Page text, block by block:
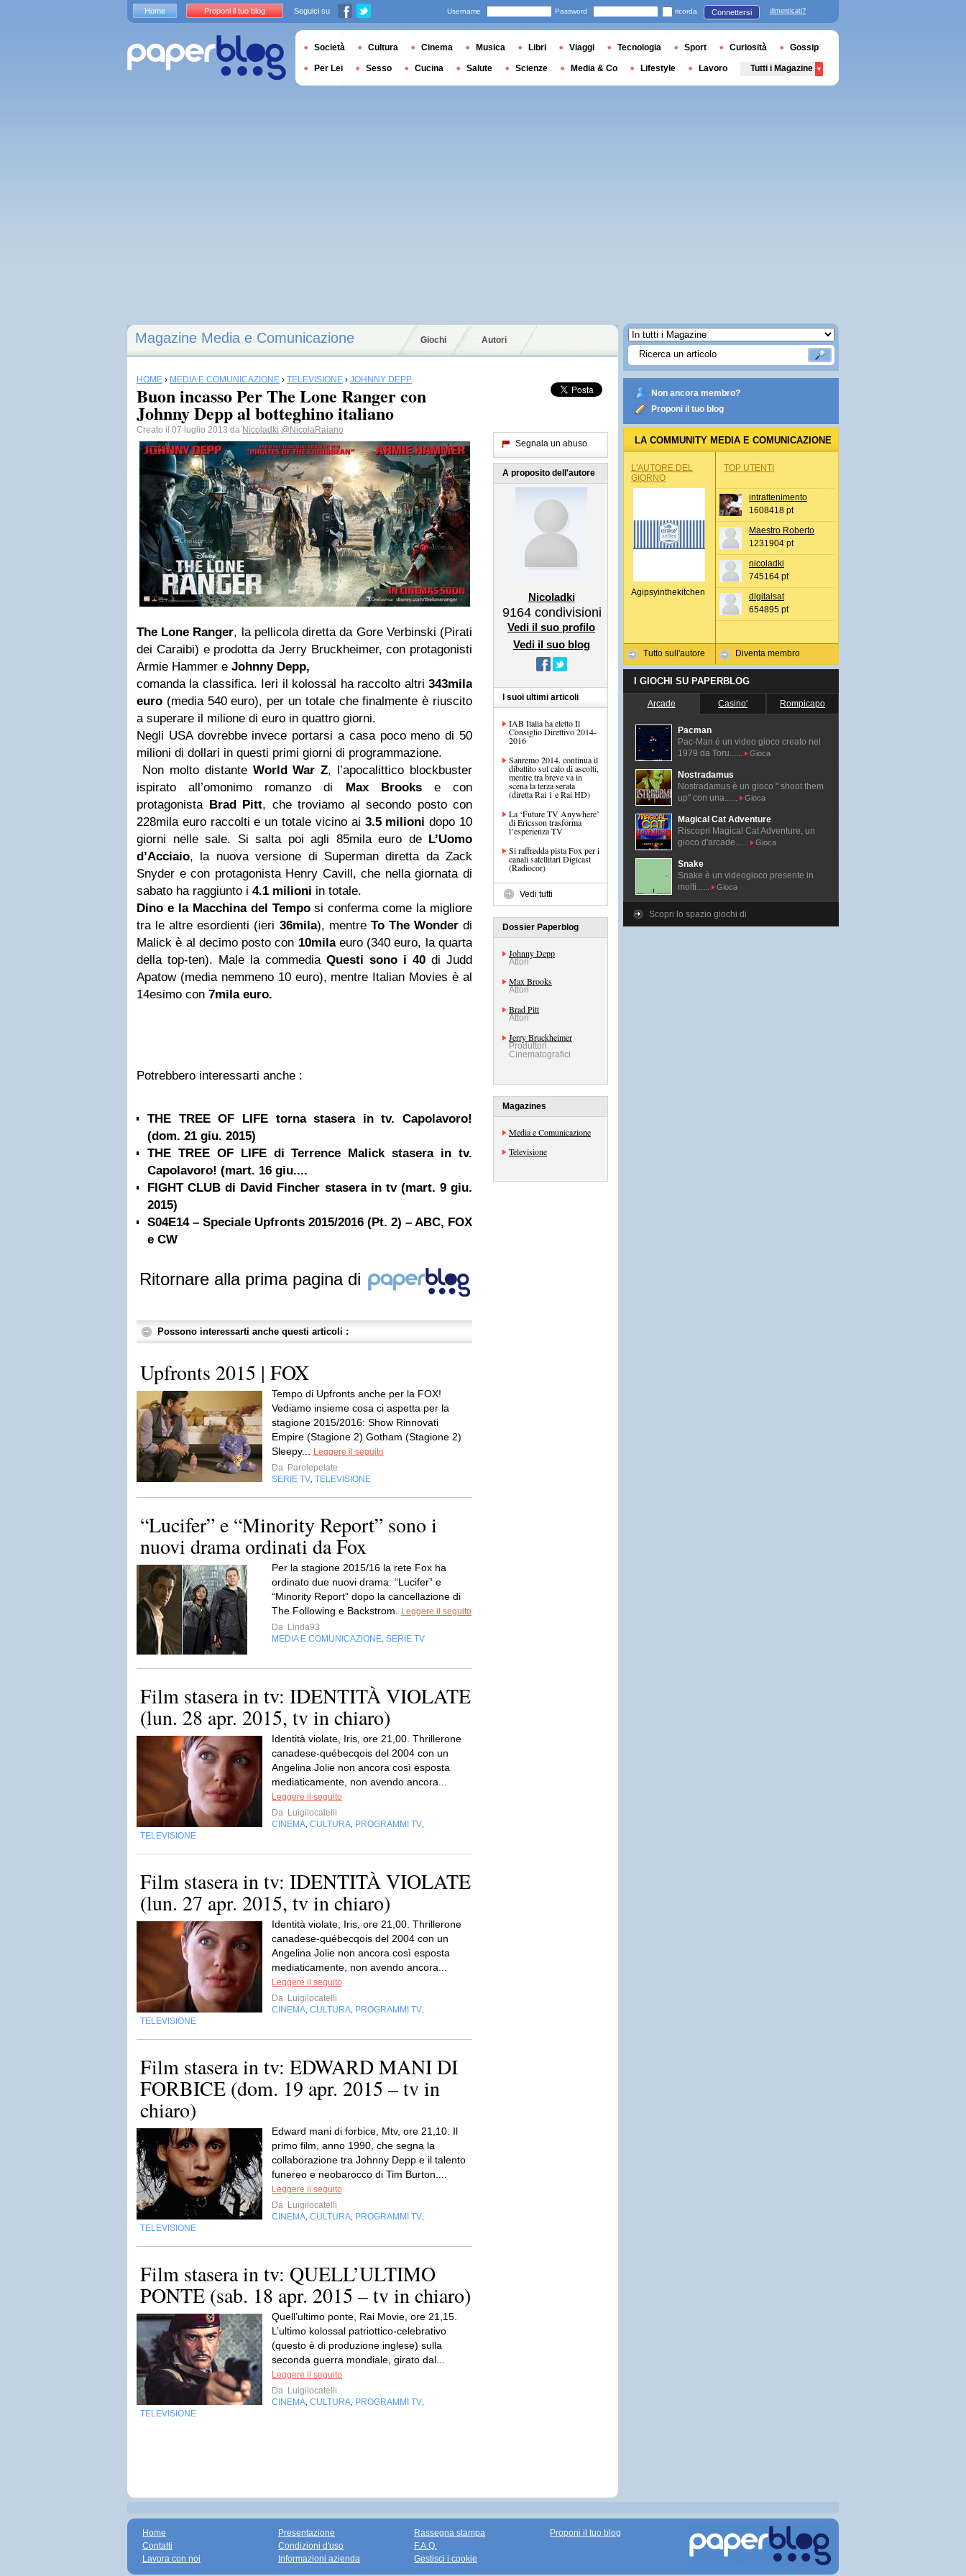
Magazine Media e Comunicazione Giochi Autori
HOME › MEDIA E COMUNICAZIONE › TELEVISIONE › JOHNNY DEPP
Buon incasso Per The Lone Ranger con
Johnny Depp al botteghino italiano
Creato il 07 luglio 2013 da Nicoladki @NicolaRaiano
The Lone Ranger, la pellicola diretta da Gore Verbinski (Pirati
dei Caraibi) e prodotta da Jerry Bruckheimer, con protagonisti
Armie Hammer e Johnny Depp,
comanda la classifica. Ieri il kolossal ha raccolto altri 343mila
euro (media 540 euro), per un totale che finalmente è riuscito
a superare il milione di euro in quattro giorni.
Negli USA dovrebbe invece portarsi a casa poco meno di 50
milioni di dollari in questi primi giorni di programmazione.
Non molto distante World War Z, l’apocalittico blockbuster
ispirato all’omonimo romanzo di Max Brookse con
protagonista Brad Pitt, che troviamo al secondo posto con
228mila euro raccolti e un totale vicino ai 3.5 milioni dopo 10
giorni nelle sale. Si salta poi agli 85mila euro deL’Uomo
d’Acciaio, la nuova versione di Superman diretta da Zack
Snyder e con protagonista Henry Cavill, che nella giornata di
sabato ha raggiunto i 4.1 milioni in totale.
Dino e la Macchina del Temposi conferma come la migliore
tra le altre esordienti (ieri 36mila), mentre To The Wonderdi
Malick è al decimo posto con 10mila euro (340 euro, la quarta
della top-ten). Male la commedia Questi sono i 40 di Judd
Apatow (media nemmeno 10 euro), mentre Italian Movies è al
14esimo con 7mila euro.
Potrebbero interessarti anche :
THE TREE OF LIFE torna stasera in tv. Capolavoro!
(dom. 21 giu. 2015)
THE TREE OF LIFE di Terrence Malick stasera in tv.
Capolavoro! (mart. 16 giu....
FIGHT CLUB di David Fincher stasera in tv (mart. 9 giu.
2015)
S04E14 – Speciale Upfronts 2015/2016 (Pt. 2) – ABC, FOX
e CW
Ritornare alla prima pagina di
Possono interessarti anche questi articoli :
Upfronts 2015 | FOX
Tempo di Upfronts anche per la FOX!
Vediamo insieme cosa ci aspetta per la
stagione 2015/2016: Show Rinnovati
Empire (Stagione 2) Gotham (Stagione 2)
Sleepy...
Leggere il seguito
Da Parolepelate
SERIE TV TELEVISIONE
“Lucifer” e “Minority Report” sono i
nuovi drama ordinati da Fox
Per la stagione 2015/16 la rete Fox ha
ordinato due nuovi drama: “Lucifer” e
“Minority Report” dopo la cancellazione di
The Following e Backstrom.
Leggere il seguito
Da Linda93
MEDIA E COMUNICAZIONE SERIE TV
Film stasera in tv: IDENTITÀ VIOLATE
(lun. 28 apr. 2015, tv in chiaro)
Identità violate, Iris, ore 21,00. Thrillerone
canadese-québecqois del 2004 con un
Angelina Jolie non ancora così esposta
mediaticamente, non avendo ancora...
Leggere il seguito
Da Luigilocatelli
CINEMA CULTURA PROGRAMMI TV
TELEVISIONE
Film stasera in tv: IDENTITÀ VIOLATE
(lun. 27 apr. 2015, tv in chiaro)
Identità violate, Iris, ore 21,00. Thrillerone
canadese-québecqois del 2004 con un
Angelina Jolie non ancora così esposta
mediaticamente, non avendo ancora...
Leggere il seguito
Da Luigilocatelli
CINEMA CULTURA PROGRAMMI TV
TELEVISIONE
Film stasera in tv: EDWARD MANI DI
FORBICE (dom. 19 apr. 2015 – tv in
chiaro)
Edward mani di forbice, Mtv, ore 21,10. Il
primo film, anno 1990, che segna la
collaborazione tra Johnny Depp e il talento
funereo e neobarocco di Tim Burton....
Leggere il seguito
Da Luigilocatelli
CINEMA CULTURA PROGRAMMI TV
TELEVISIONE
Film stasera in tv: QUELL’ULTIMO
PONTE (sab. 18 apr. 2015 – tv in chiaro)
Quell’ultimo ponte, Rai Movie, ore 21,15.
L’ultimo kolossal patriottico-celebrativo
(questo è di produzione inglese) sulla
seconda guerra mondiale, girato dal...
Leggere il seguito
Da Luigilocatelli
CINEMA CULTURA PROGRAMMI TV
TELEVISIONE
Segnala un abuso
A proposito dell'autore
Nicoladki
9164 condivisioni
Vedi il suo profilo
Vedi il suo blog
I suoi ultimi articoli
IAB Italia ha eletto Il
Consiglio Direttivo 2014-
2016
Sanremo 2014. continua il
dibattito sul calo di ascolti,
mentre tra breve va in
scena la terza serata
(diretta Rai 1 e Rai HD)
La ‘Future TV Anywhere’
di Ericsson trasforma
l’esperienza TV
Si raffredda pista Fox per i
canali satellitari Digicast
(Radiocor)
Vedi tutti
Dossier Paperblog
Johnny Depp
Attori
Max Brooks
Attori
Brad Pitt
Attori
Jerry Bruckheimer
Produttori
Cinematografici
Magazines
Media e Comunicazione
Televisione
Non ancora membro?
Proponi il tuo blog
LA COMMUNITY MEDIA E COMUNICAZIONE
L'AUTORE DEL
GIORNO
Agipsyinthekitchen
Tutto sull'autore
TOP UTENTI
intrattenimento
1608418 pt
Maestro Roberto
1231904 pt
nicoladki
745164 pt
digitalsat
654895 pt
Diventa membro
I GIOCHI SU PAPERBLOG
Arcade Casino' Rompicapo
Pacman
Pac-Man é un video gioco creato nel
1979 da Toru......
Gioca
Nostradamus
Nostradamus è un gioco " shoot them
up" con una......
Gioca
Magical Cat Adventure
Riscopri Magical Cat Adventure, un
gioco d'arcade......
Gioca
Snake
Snake è un videogioco presente in
molti......
Gioca
Scopri lo spazio giochi di
Home Proponi il tuo blog Seguici su Username Password ricorda Connettersi dimenticati?
Società Cultura Cinema Musica Libri Viaggi Tecnologia Sport Curiosità Gossip
Per Lei Sesso Cucina Salute Scienze Media & Co Lifestyle Lavoro Tutti i Magazine
Home
Contatti
Lavora con noi
Presentazione
Condizioni d'uso
Informazioni azienda
Rassegna stampa
F.A.Q.
Gestisci i cookie
Proponi il tuo blog